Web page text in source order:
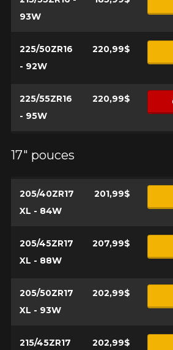
93W
225/50ZR16
- 92W
220,99$
225/55ZR16
- 95W
220,99$
17" pouces
205/40ZR17
XL - 84W
201,99$
205/45ZR17
XL - 88W
207,99$
205/50ZR17
XL - 93W
202,99$
215/45ZR17
202,99$
Marque
KM parcourus
Style de conduite
VOICI LES DIMENSIONS POUR
Que magasinez-vous?